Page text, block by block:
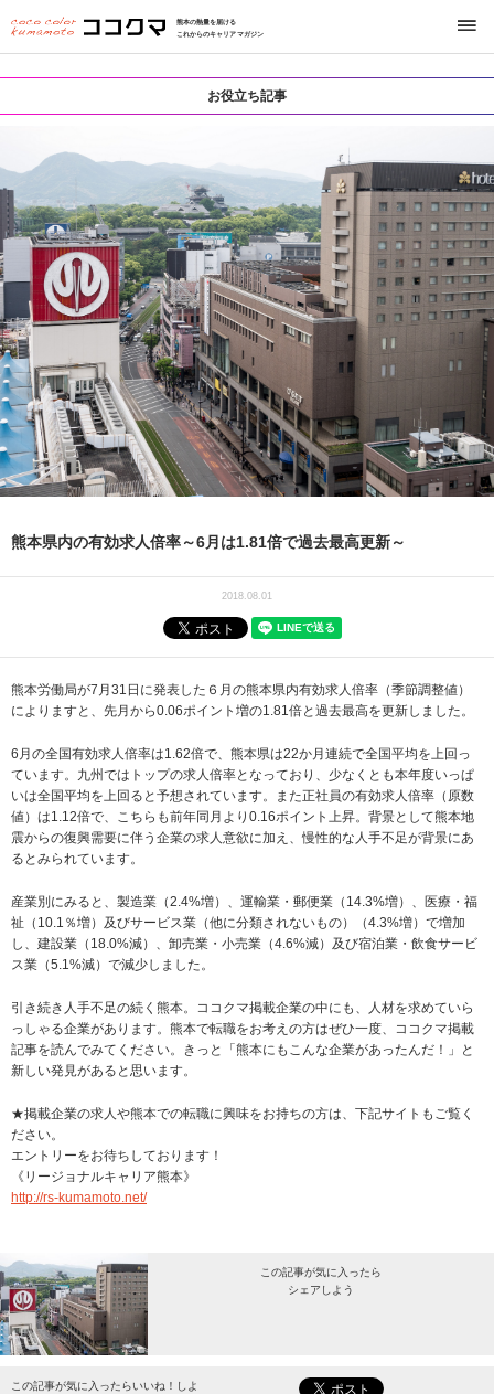
熊本の熱量を届ける
これからのキャリアマガジン
お役立ち記事
熊本県内の有効求人倍率～6月は1.81倍で過去最高更新～
2018.08.01
熊本労働局が7月31日に発表した６月の熊本県内有効求人倍率（季節調整値）
によりますと、先月から0.06ポイント増の1.81倍と過去最高を更新しました。
6月の全国有効求人倍率は1.62倍で、熊本県は22か月連続で全国平均を上回っ
ています。九州ではトップの求人倍率となっており、少なくとも本年度いっぱ
いは全国平均を上回ると予想されています。また正社員の有効求人倍率（原数
値）は1.12倍で、こちらも前年同月より0.16ポイント上昇。背景として熊本地
震からの復興需要に伴う企業の求人意欲に加え、慢性的な人手不足が背景にあ
るとみられています。
産業別にみると、製造業（2.4%増）、運輸業・郵便業（14.3%増）、医療・福
祉（10.1％増）及びサービス業（他に分類されないもの）（4.3%増）で増加
し、建設業（18.0%減）、卸売業・小売業（4.6%減）及び宿泊業・飲食サービ
ス業（5.1%減）で減少しました。
引き続き人手不足の続く熊本。ココクマ掲載企業の中にも、人材を求めていら
っしゃる企業があります。熊本で転職をお考えの方はぜひ一度、ココクマ掲載
記事を読んでみてください。きっと「熊本にもこんな企業があったんだ！」と
新しい発見があると思います。
★掲載企業の求人や熊本での転職に興味をお持ちの方は、下記サイトもご覧く
ださい。
エントリーをお待ちしております！
《リージョナルキャリア熊本》
http://rs-kumamoto.net/
この記事が気に入ったら
シェアしよう
最新情報をお届けします。
この記事が気に入ったらいいね！しよ